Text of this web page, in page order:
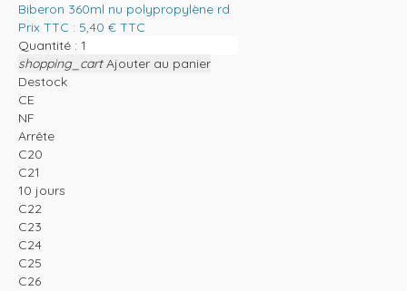
Biberon 360ml nu polypropylène rd
Prix TTC : 5,40 € TTC
Quantité :
shopping_cart Ajouter au panier
Destock
CE
NF
Arrête
C20
C21
10 jours
C22
C23
C24
C25
C26